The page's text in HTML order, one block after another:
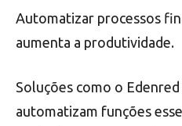
Automatizar processos
aumenta a produtividade.
Soluções como o
automatizam funções